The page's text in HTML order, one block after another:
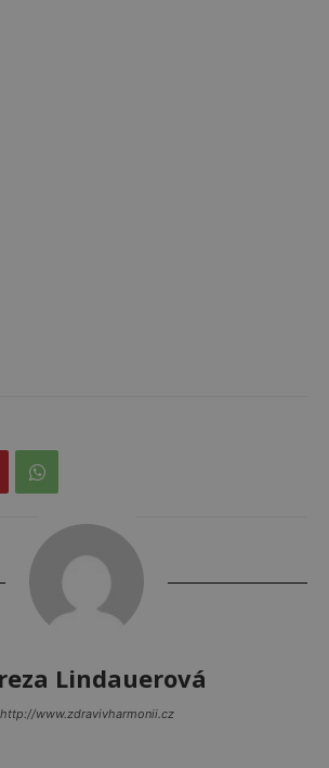
Lindauerová
http://www.zdravivharmonii.cz